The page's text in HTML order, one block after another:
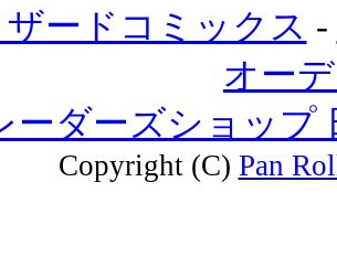
ザードコミックス -
オー
ーダーズショップ
Copyright (C) Pan